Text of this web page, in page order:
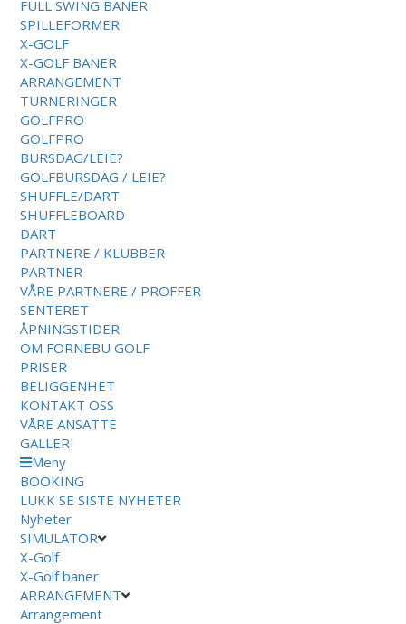
FULL SWING BANER
SPILLEFORMER
X-GOLF
X-GOLF BANER
ARRANGEMENT
TURNERINGER
GOLFPRO
GOLFPRO
BURSDAG/LEIE?
GOLFBURSDAG / LEIE?
SHUFFLE/DART
SHUFFLEBOARD
DART
PARTNERE / KLUBBER
PARTNER
VÅRE PARTNERE / PROFFER
SENTERET
ÅPNINGSTIDER
OM FORNEBU GOLF
PRISER
BELIGGENHET
KONTAKT OSS
VÅRE ANSATTE
GALLERI
Meny
BOOKING
LUKK SE SISTE NYHETER
Nyheter
SIMULATOR
X-Golf
X-Golf baner
ARRANGEMENT
Arrangement